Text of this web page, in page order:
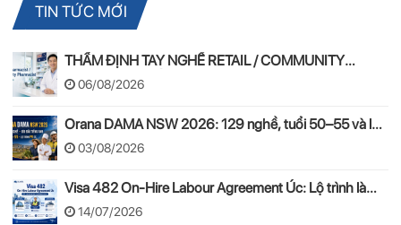
TIN TỨC MỚI
THẨM ĐỊNH TAY NGHỀ RETAIL / COMMUNITY
PHARMACIST ÚC 2026 – APC & OPRA
06/08/2026
Orana DAMA NSW 2026: 129 nghề, tuổi 50–55 và lộ
trình PR
03/08/2026
Visa 482 On-Hire Labour Agreement Úc: Lộ trình làm
việc hợp pháp theo mô hình On-Hire
14/07/2026